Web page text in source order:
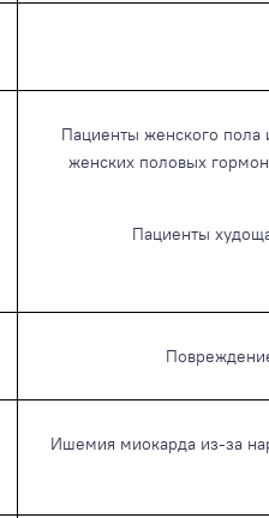
Пациенты женского
женских половых
Пациенты
Ишемия миокарда из-за